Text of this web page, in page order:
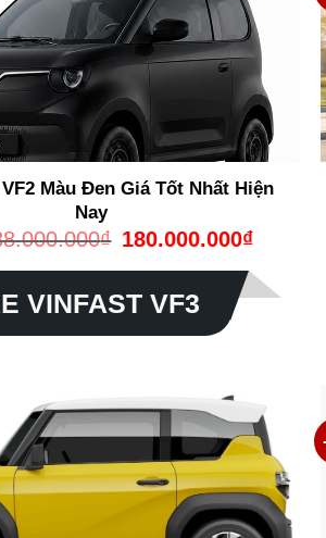
Màu Đen Giá Tốt Nhất Hiện
Nay
₫
Giá
gốc
180.000.000₫Giá
hiện
là:
VINFAST VF3